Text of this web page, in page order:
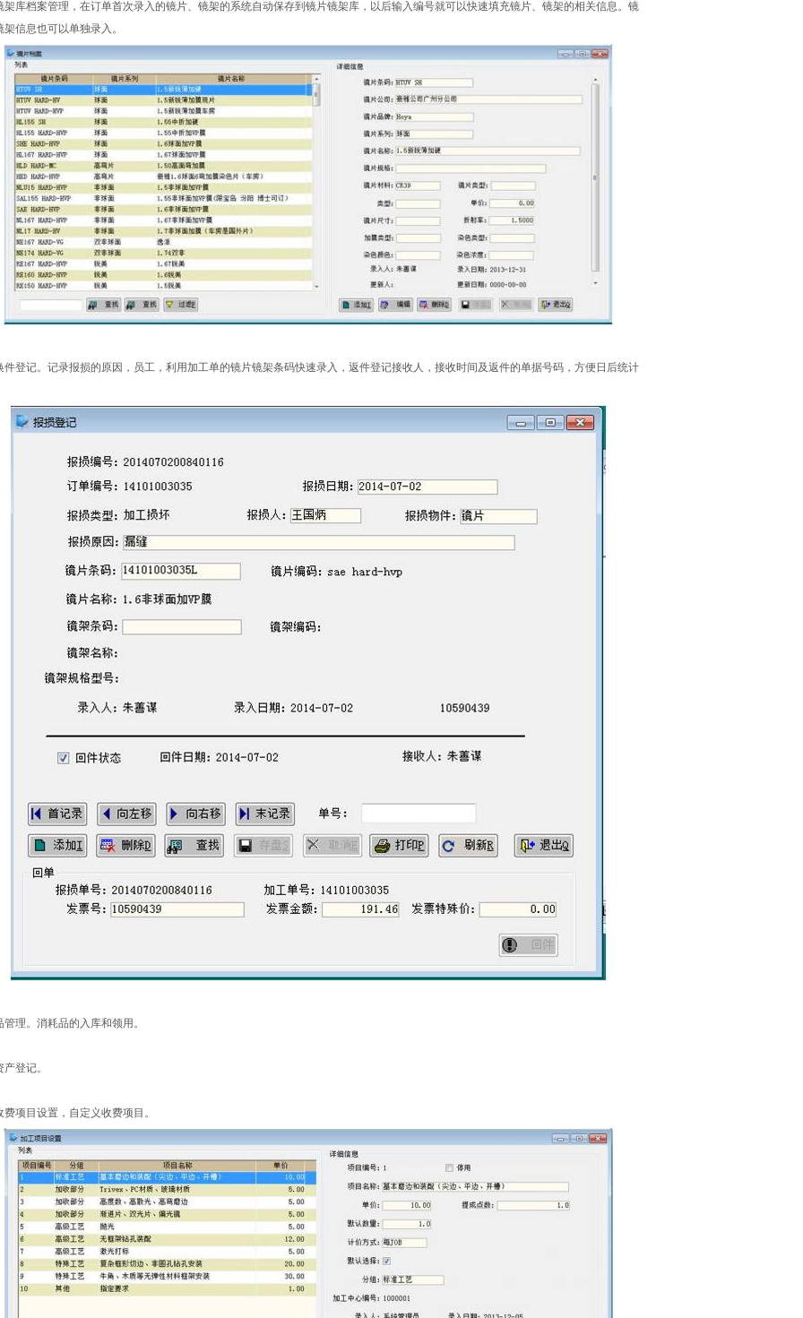
架库档案管理，在订单首次录入的镜片、镜架的系统自动保存到镜片镜架库，以后输入编号就可以快速填充镜片、镜架的相关信息。镜
架信息也可以单独录入。
件登记。记录报损的原因，员工，利用加工单的镜片镜架条码快速录入，返件登记接收人，接收时间及返件的单据号码，方便日后统计
管理。消耗品的入库和领用。
登记。
费项目设置，自定义收费项目。